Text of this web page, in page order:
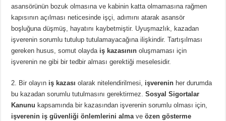
asansörünün bozuk olmasına ve kabinin katta olmamasına rağmen
kapısının açılması neticesinde işçi, adımını atarak asansör
boşluğuna düşmüş, hayatını kaybetmiştir. Uyuşmazlık, kazadan
işverenin sorumlu tutulup tutulamayacağına ilişkindir. Tartışılması
gereken husus, somut olayda iş kazasının oluşmaması için
işverenin ne gibi bir tedbir alması gerektiği meselesidir.
2. Bir olayın iş kazası olarak nitelendirilmesi, işverenin her durumda
bu kazadan sorumlu tutulmasını gerektirmez.Sosyal Sigortalar
Kanunu kapsamında bir kazasından işverenin sorumlu olması için,
işverenin iş güvenliği önlemlerini almaveözen gösterme